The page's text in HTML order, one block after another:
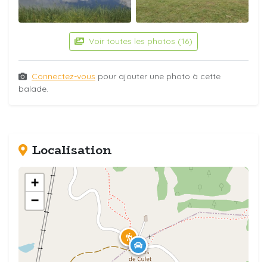
Voir toutes les photos (16)
Connectez-vous pour ajouter une photo à cette
balade.
Localisation
+
−